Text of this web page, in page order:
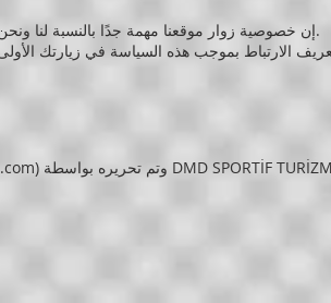
إن خصوصية زوار موقعنا مهمة جدًا بالنسبة لنا ونحن ملتزمون بحمايتها. توضح هذه السياسة ما سنفعله بمعلوماتك الشخصية.